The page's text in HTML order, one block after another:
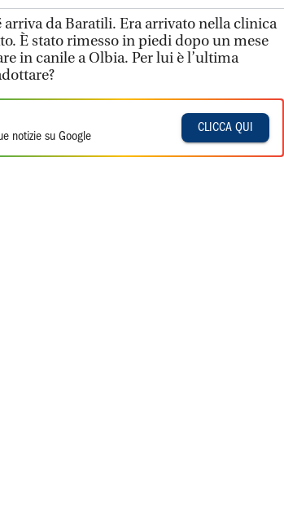
arriva da Baratili. Era arrivato nella clinica
È stato rimesso in piedi dopo un mese
in canile a Olbia. Per lui è l’ultima
notizie su Google
CLICCA QUI